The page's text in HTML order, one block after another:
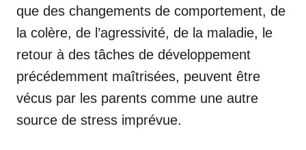
que des changements de comportement, de
la colère, de l’agressivité, de la maladie, le
retour à des tâches de développement
précédemment maîtrisées, peuvent être
vécus par les parents comme une autre
source de stress imprévue.